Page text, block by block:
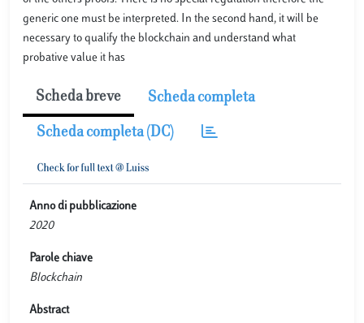
generic one must be interpreted. In the second hand, it will be
necessary to qualify the blockchain and understand what
probative value it has
Scheda breve Scheda completa
Scheda completa (DC)
Anno di pubblicazione
2020
Parole chiave
Blockchain
Abstract